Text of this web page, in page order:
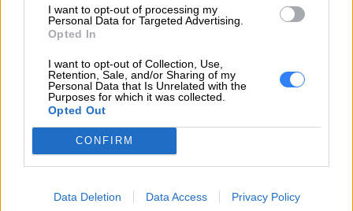
I want to opt-out of processing my
Personal Data for Targeted Advertising.
Opted In
I want to opt-out of Collection, Use,
Retention, Sale, and/or Sharing of my
Personal Data that Is Unrelated with the
Purposes for which it was collected.
Opted Out
CONFIRM
Data Deletion Data Access Privacy Policy
Dane
18001 Development Drive
Telefon: +1 (855) 253-6686
https://lenovo.com
Podmiot
odpowiedzialny
Lenovo Technology B.V. Sp. z
ul. Gottlieba Daimlera 1
02-460 Warszawa